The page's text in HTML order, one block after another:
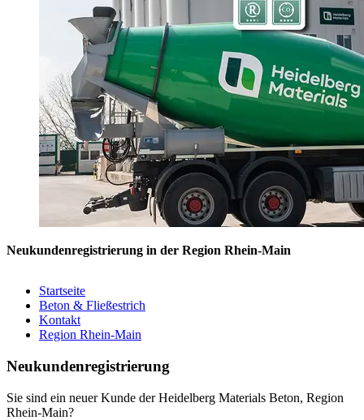
Neukundenregistrierung in der Region Rhein-Main
Startseite
Beton & Fließestrich
Kontakt
Region Rhein-Main
Neukundenregistrierung
Sie sind ein neuer Kunde der Heidelberg Materials Beton, Region
Rhein-Main?